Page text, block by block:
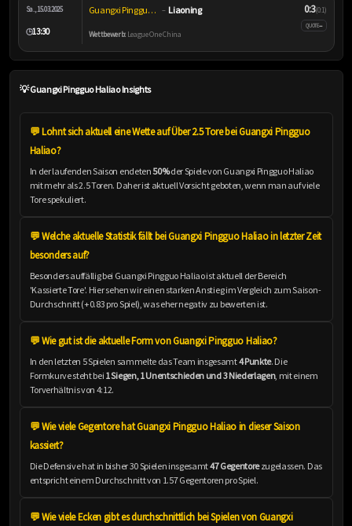
Sa., 15.03.2025
🕒13:30
Guangxi Pingguo Haliao – Liaoning
Wettbewerb:League One China
0:3(0:1)
QUOTE–
💡 Guangxi Pingguo Haliao Insights
💬 Lohnt sich aktuell eine Wette auf Über 2.5 Tore bei Guangxi Pingguo
Haliao?
In der laufenden Saison endeten50%der Spiele von Guangxi Pingguo Haliao
mit mehr als 2.5 Toren. Daher ist aktuell Vorsicht geboten, wenn man auf viele
Tore spekuliert.
💬 Welche aktuelle Statistik fällt bei Guangxi Pingguo Haliao in letzter Zeit
besonders auf?
Besonders auffällig bei Guangxi Pingguo Haliao ist aktuell der Bereich
'Kassierte Tore'. Hier sehen wir einen starken Anstieg im Vergleich zum Saison-
Durchschnitt (+0.83 pro Spiel), was eher negativ zu bewerten ist.
💬 Wie gut ist die aktuelle Form von Guangxi Pingguo Haliao?
In den letzten 5 Spielen sammelte das Team insgesamt4 Punkte. Die
Formkurve steht bei 1 Siegen, 1 Unentschieden und 3 Niederlagen, mit einem
Torverhältnis von 4:12.
💬 Wie viele Gegentore hat Guangxi Pingguo Haliao in dieser Saison
kassiert?
Die Defensive hat in bisher 30 Spielen insgesamt47 Gegentorezugelassen. Das
entspricht einem Durchschnitt von 1.57 Gegentoren pro Spiel.
💬 Wie viele Ecken gibt es durchschnittlich bei Spielen von Guangxi